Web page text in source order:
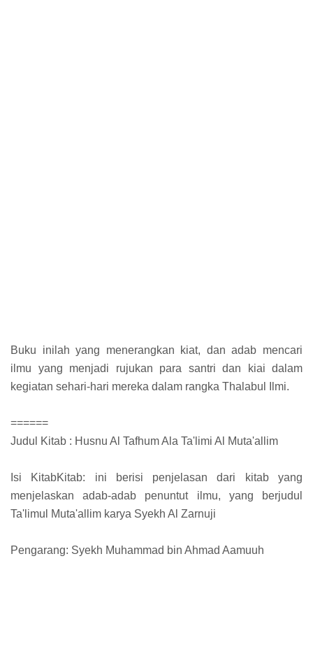
Buku inilah yang menerangkan kiat, dan adab mencari
ilmu yang menjadi rujukan para santri dan kiai dalam
kegiatan sehari-hari mereka dalam rangka Thalabul Ilmi.
======
Judul Kitab : Husnu Al Tafhum Ala Ta'limi Al Muta'allim
Isi KitabKitab: ini berisi penjelasan dari kitab yang
menjelaskan adab-adab penuntut ilmu, yang berjudul
Ta'limul Muta'allim karya Syekh Al Zarnuji
Pengarang: Syekh Muhammad bin Ahmad Aamuuh